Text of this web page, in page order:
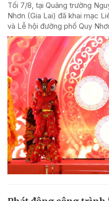
Tối 7/8, tại Quảng trường
Nhơn (Gia Lai) đã khai mạc
và Lễ hội đường phố Quy